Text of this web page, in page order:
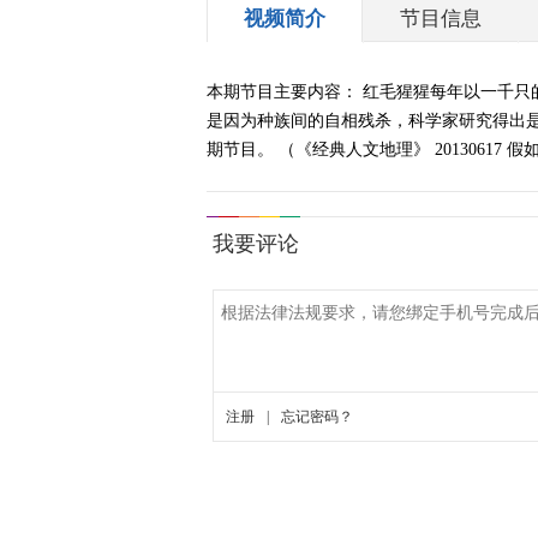
视频简介 节目信息
本期节目主要内容： 红毛猩猩每年以一千
是因为种族间的自相残杀，科学家研究得出
期节目。 （《经典人文地理》 20130617 假